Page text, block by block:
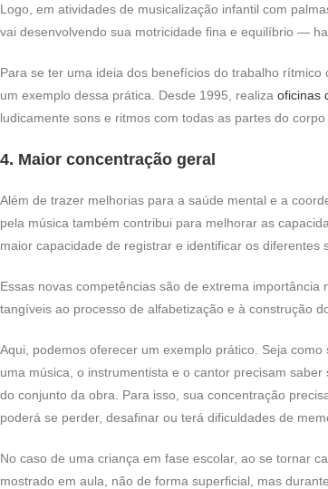
Logo, em atividades de musicalização infantil com
vai desenvolvendo sua motricidade fina e equilíbrio —
Para se ter uma ideia dos benefícios do trabalho
um exemplo dessa prática. Desde 1995, realiza oficinas
ludicamente sons e ritmos com todas as partes do
4. Maior concentração geral
Além de trazer melhorias para a saúde mental e a
pela música também contribui para melhorar as
maior capacidade de registrar e identificar os diferentes
Essas novas competências são de extrema
tangíveis ao processo de alfabetização e à construção
Aqui, podemos oferecer um exemplo prático. Seja
uma música, o instrumentista e o cantor precisam
do conjunto da obra. Para isso, sua concentração
poderá se perder, desafinar ou terá dificuldades de
No caso de uma criança em fase escolar, ao se tornar
mostrado em aula, não de forma superficial, mas